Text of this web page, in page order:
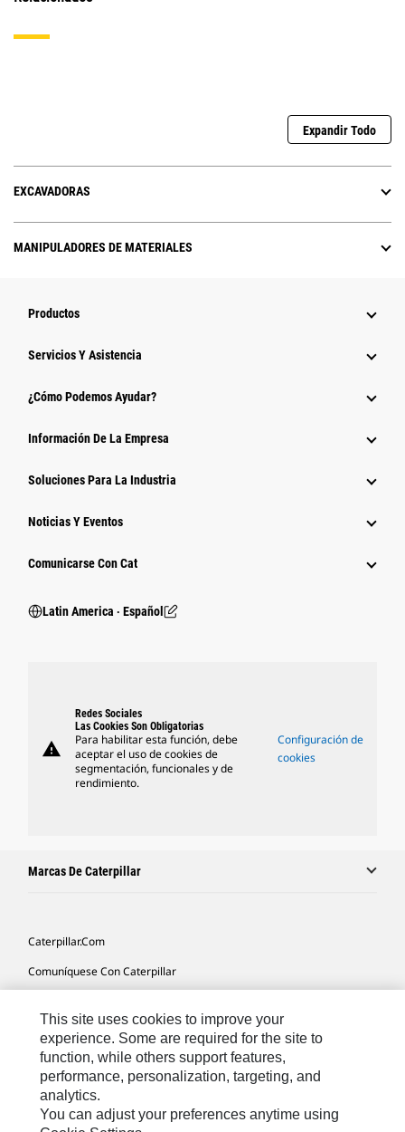
Expandir Todo
EXCAVADORAS
MANIPULADORES DE MATERIALES
Productos
Servicios Y Asistencia
¿Cómo Podemos Ayudar?
Información De La Empresa
Soluciones Para La Industria
Noticias Y Eventos
Comunicarse Con Cat
Latin America ‧ Español
warning
Redes Sociales
Las Cookies Son Obligatorias
Para habilitar esta función, debe
aceptar el uso de cookies de
segmentación, funcionales y de
rendimiento.
Configuración de
cookies
Marcas De Caterpillar
Caterpillar.com
Comuníquese Con Caterpillar
Mapa Del Sitio
Cookie Settings
Avisos Legales
Privacidad
This site uses cookies to improve your
experience. Some are required for the site to
function, while others support features,
performance, personalization, targeting, and
analytics.
You can adjust your preferences anytime using